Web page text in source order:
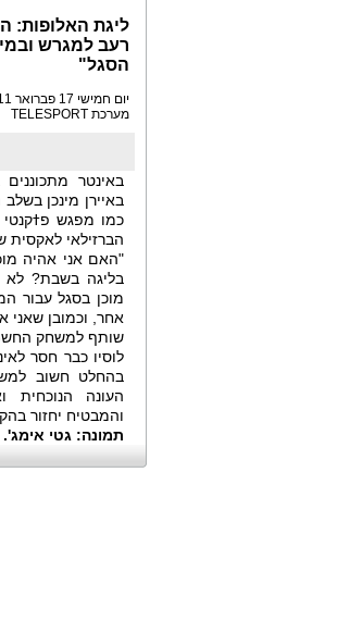
ליגת האלופות:
רעב למגרש
הסגל"
יום חמישי 17 פברואר 2011
מערכת TELESPORT
באינטר
באיירן מינכן
כמו מפגש פߙקנטי
הברזילאי לאקסית
"האם אני אהיה
בליגה בשבת? לא
מוכן בסגל עבור
אחר, וכמובן שאני
שותף למשחק
לוסיו כבר חסר
בהחלט חשוב
העונה הנוכחית
והמבטיח יחזור
תמונה: גטי אימג'.